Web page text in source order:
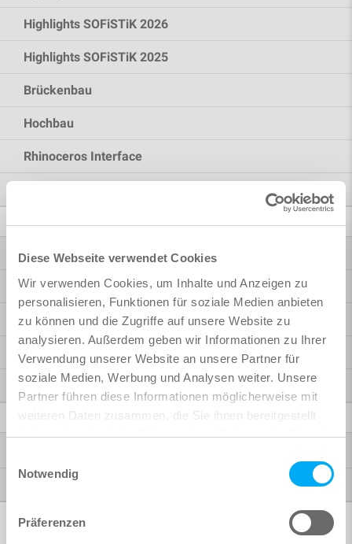
Diese Webseite verwendet Cookies
Wir verwenden Cookies, um Inhalte und Anzeigen zu
personalisieren, Funktionen für soziale Medien anbieten
zu können und die Zugriffe auf unsere Website zu
analysieren. Außerdem geben wir Informationen zu Ihrer
Verwendung unserer Website an unsere Partner für
soziale Medien, Werbung und Analysen weiter. Unsere
Partner führen diese Informationen möglicherweise mit
weiteren Daten zusammen, die Sie ihnen bereitgestellt
haben oder die sie im Rahmen Ihrer Nutzung der Dienste
Notwendig
Präferenzen
Highlights SOFiSTiK 2026
Highlights SOFiSTiK 2025
Brückenbau
Hochbau
Rhinoceros Interface
BIM / CAD
Bridge + Infrastructure Modeler
Reinforcement
Analysis + Design für Revit
BiMTOOLS
SOFiCAD
Weitere Produkte
McNeel Rhinoceros
Softwarelösungen